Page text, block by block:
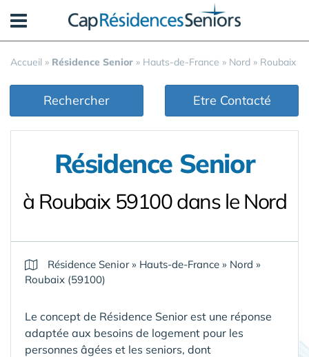
Accueil » Résidence Senior » Hauts-de-France » Nord » Roubaix
Rechercher Etre Contacté
Résidence Senior
à Roubaix 59100 dans le Nord
Résidence Senior» Hauts-de-France » Nord »
Roubaix (59100)
Le concept de Résidence Senior est une réponse
adaptée aux besoins de logement pour les
personnes âgées et les seniors, dont